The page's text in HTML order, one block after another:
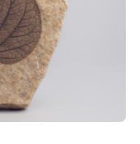
der für die
entscheidend ist. Die
in der